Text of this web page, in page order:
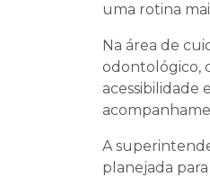
uma rotina
Na área de
odontológico,
acessibilidade
A
planejada